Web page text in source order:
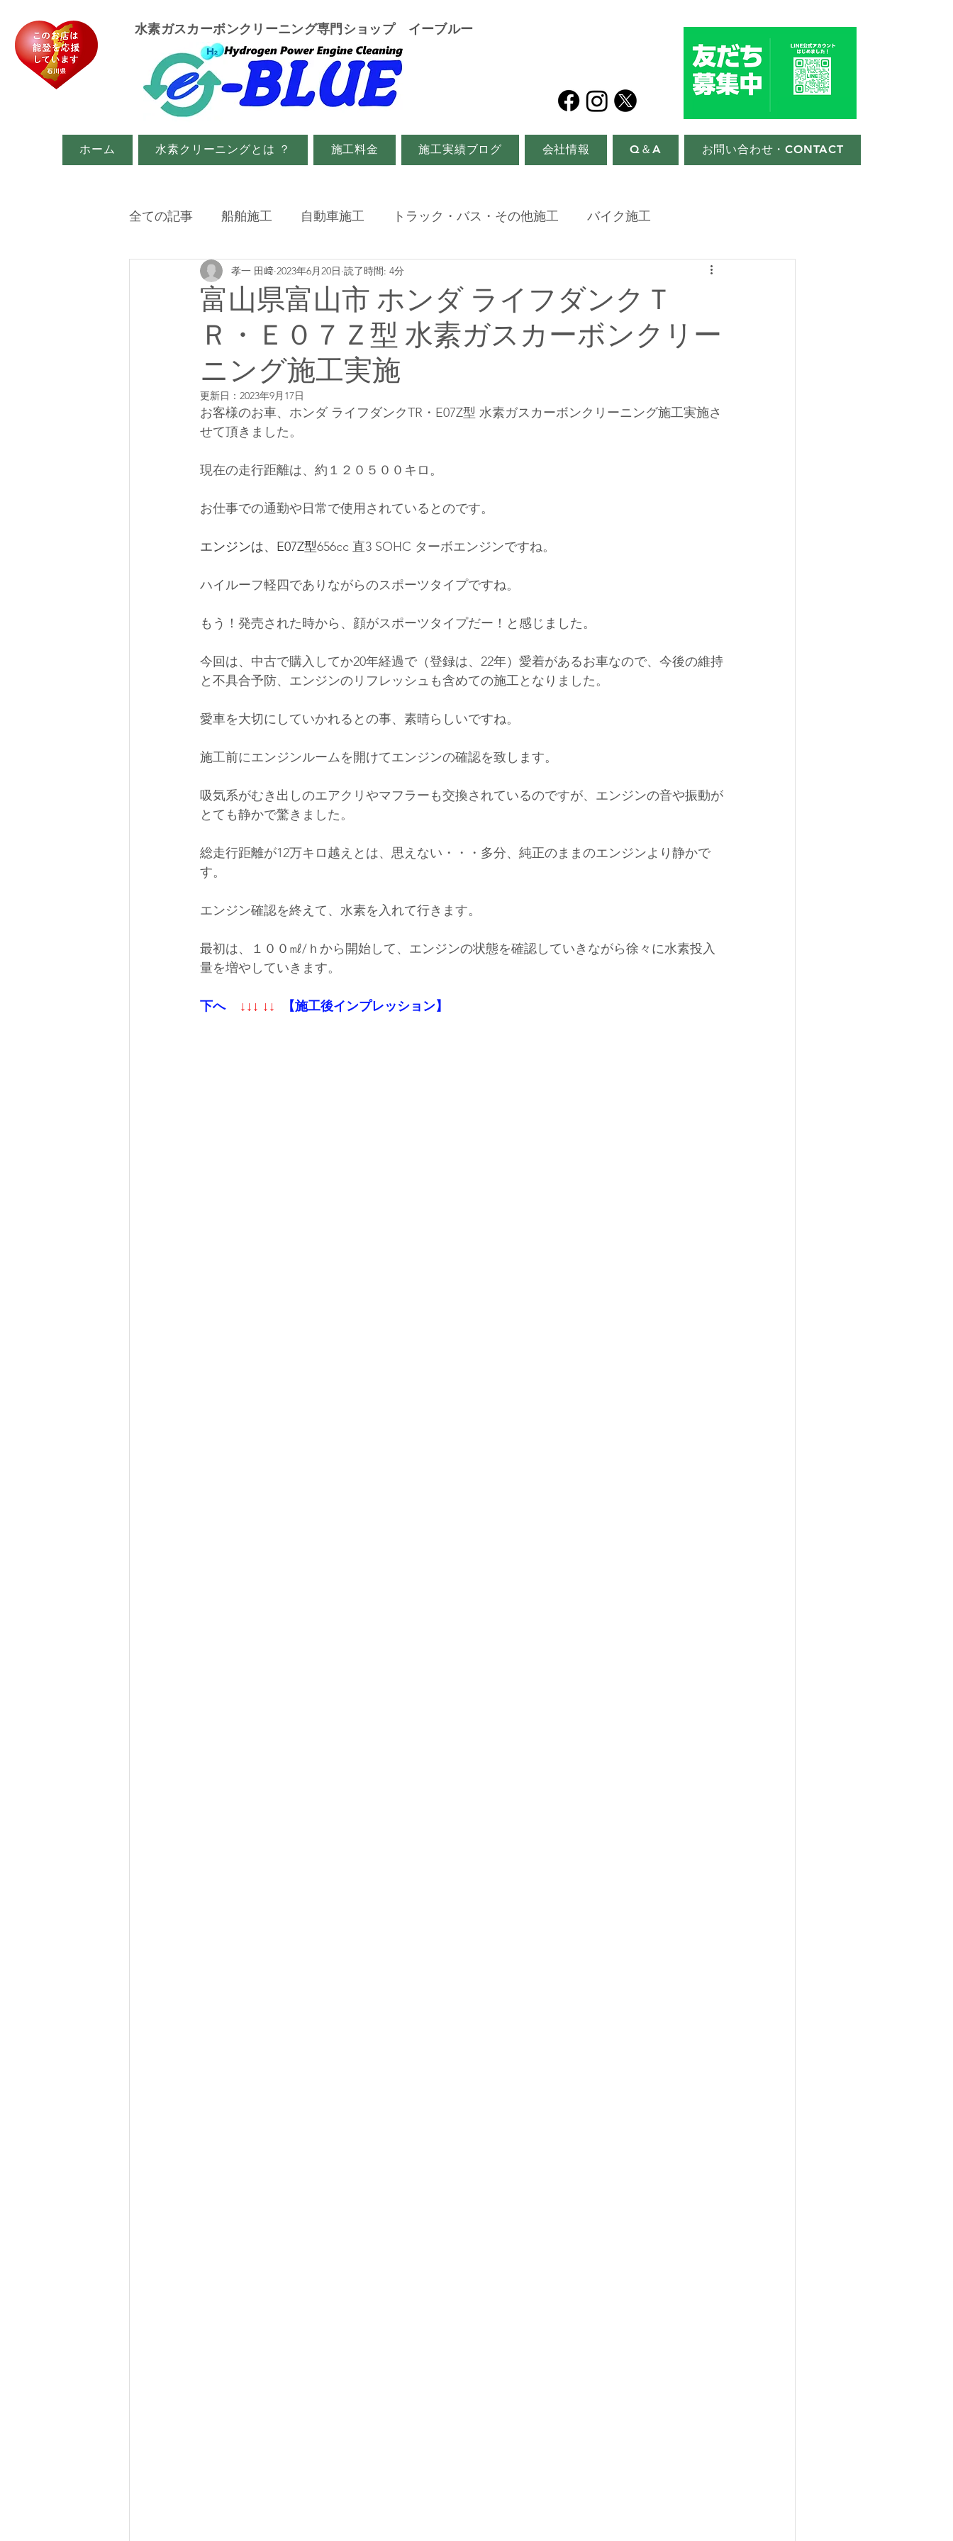
​水素ガスカーボンクリーニング専門ショップ イーブルー
ホーム 水素クリーニングとは ？ 施工料金 施工実績ブログ 会社情報 Q＆A お問い合わせ・CONTACT
全ての記事 船舶施工 自動車施工 トラック・バス・その他施工 バイク施工
イベント・メディア関係
富山県富山市 ホンダ ライフダンクＴ
Ｒ・Ｅ０７Ｚ型 水素ガスカーボンクリー
ニング施工実施
孝一 田﨑 2023年6月20日 読了時間: 4分
更新日： 2023年9月17日
お客様のお車、ホンダ ライフダンクTR・E07Z型 水素ガスカーボンクリーニング施工実施さ
せて頂きました。
現在の走行距離は、約１２０５００キロ。
お仕事での通勤や日常で使用されているとのです。
エンジンは、E07Z型656cc 直3 SOHC ターボエンジンですね。
ハイルーフ軽四でありながらのスポーツタイプですね。
もう！発売された時から、顔がスポーツタイプだー！と感じました。
今回は、中古で購入してか20年経過で（登録は、22年）愛着があるお車なので、今後の維持
と不具合予防、エンジンのリフレッシュも含めての施工となりました。
愛車を大切にしていかれるとの事、素晴らしいですね。
施工前にエンジンルームを開けてエンジンの確認を致します。
吸気系がむき出しのエアクリやマフラーも交換されているのですが、エンジンの音や振動が
とても静かで驚きました。
総走行距離が12万キロ越えとは、思えない・・・多分、純正のままのエンジンより静かで
す。
エンジン確認を終えて、水素を入れて行きます。
最初は、１００㎖/ｈから開始して、エンジンの状態を確認していきながら徐々に水素投入
量を増やしていきます。
下へ ↓↓↓ ↓↓ 【施工後インプレッション】